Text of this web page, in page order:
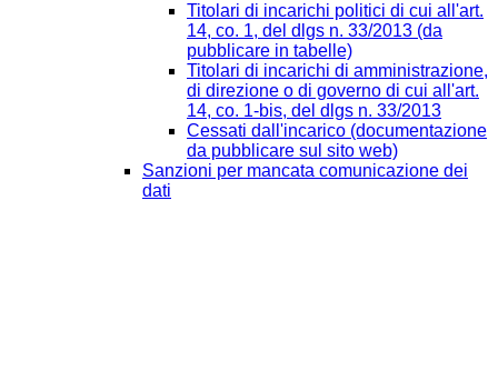
Titolari di incarichi politici di cui all'art.
14, co. 1, del dlgs n. 33/2013 (da
pubblicare in tabelle)
Titolari di incarichi di amministrazione,
di direzione o di governo di cui all'art.
14, co. 1-bis, del dlgs n. 33/2013
Cessati dall'incarico (documentazione
da pubblicare sul sito web)
Sanzioni per mancata comunicazione dei
dati